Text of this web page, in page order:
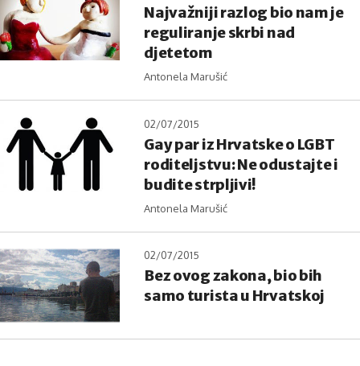
Najvažniji razlog bio nam je
reguliranje skrbi nad
djetetom
Antonela Marušić
02/07/2015
Gay par iz Hrvatske o LGBT
roditeljstvu: Ne odustajte i
budite strpljivi!
Antonela Marušić
02/07/2015
Bez ovog zakona, bio bih
samo turista u Hrvatskoj